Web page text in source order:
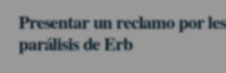
Presentar un reclamo por
parálisis de Erb